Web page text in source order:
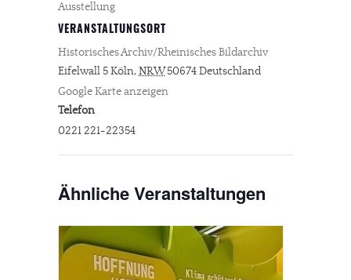
Ausstellung
VERANSTALTUNGSORT
Historisches Archiv/Rheinisches Bildarchiv
Eifelwall 5Köln, NRW50674Deutschland
Google Karte anzeigen
Telefon
0221 221-22354
Ähnliche Veranstaltungen